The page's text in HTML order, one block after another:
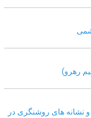
رهرو)
نشانه های روشنگری در